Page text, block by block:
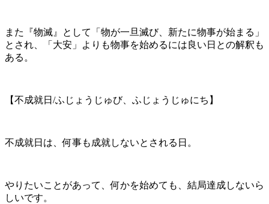
また『物滅』として「物が一旦滅び、新たに物事が始まる」
とされ、「大安」よりも物事を始めるには良い日との解釈も
ある。
【不成就日/ふじょうじゅび、ふじょうじゅにち】
不成就日は、何事も成就しないとされる日。
やりたいことがあって、何かを始めても、結局達成しないら
しいです。